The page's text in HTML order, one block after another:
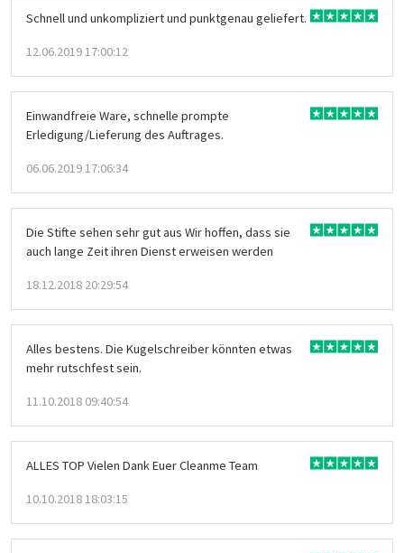
Schnell und unkompliziert und punktgenau geliefert.
12.06.2019 17:00:12
Einwandfreie Ware, schnelle prompte
Erledigung/Lieferung des Auftrages.
06.06.2019 17:06:34
Die Stifte sehen sehr gut aus Wir hoffen, dass sie
auch lange Zeit ihren Dienst erweisen werden
18.12.2018 20:29:54
Alles bestens. Die Kugelschreiber könnten etwas
mehr rutschfest sein.
11.10.2018 09:40:54
ALLES TOP Vielen Dank Euer Cleanme Team
10.10.2018 18:03:15